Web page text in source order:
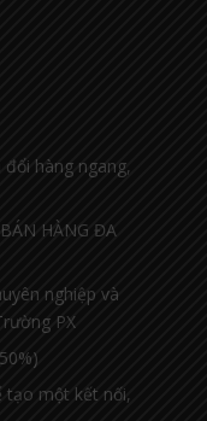
đổi hàng ngang,
HÀNG ĐA
nghiệp và
PX
tạo một kết nối,